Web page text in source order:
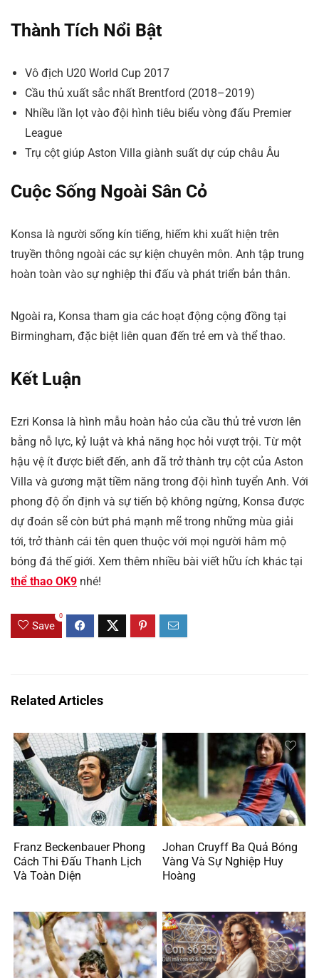
Thành Tích Nổi Bật
Vô địch U20 World Cup 2017
Cầu thủ xuất sắc nhất Brentford (2018–2019)
Nhiều lần lọt vào đội hình tiêu biểu vòng đấu Premier
League
Trụ cột giúp Aston Villa giành suất dự cúp châu Âu
Cuộc Sống Ngoài Sân Cỏ
Konsa là người sống kín tiếng, hiếm khi xuất hiện trên
truyền thông ngoài các sự kiện chuyên môn. Anh tập trung
hoàn toàn vào sự nghiệp thi đấu và phát triển bản thân.
Ngoài ra, Konsa tham gia các hoạt động cộng đồng tại
Birmingham, đặc biệt liên quan đến trẻ em và thể thao.
Kết Luận
Ezri Konsa là hình mẫu hoàn hảo của cầu thủ trẻ vươn lên
bằng nỗ lực, kỷ luật và khả năng học hỏi vượt trội. Từ một
hậu vệ ít được biết đến, anh đã trở thành trụ cột của Aston
Villa và gương mặt tiềm năng trong đội hình tuyển Anh. Với
phong độ ổn định và sự tiến bộ không ngừng, Konsa được
dự đoán sẽ còn bứt phá mạnh mẽ trong những mùa giải
tới, trở thành cái tên quen thuộc với mọi người hâm mộ
bóng đá thế giới. Xem thêm nhiều bài viết hữu ích khác tại
thể thao OK9 nhé!
Save
0
Related Articles
Franz Beckenbauer Phong
Cách Thi Đấu Thanh Lịch
Và Toàn Diện
Johan Cruyff Ba Quả Bóng
Vàng Và Sự Nghiệp Huy
Hoàng